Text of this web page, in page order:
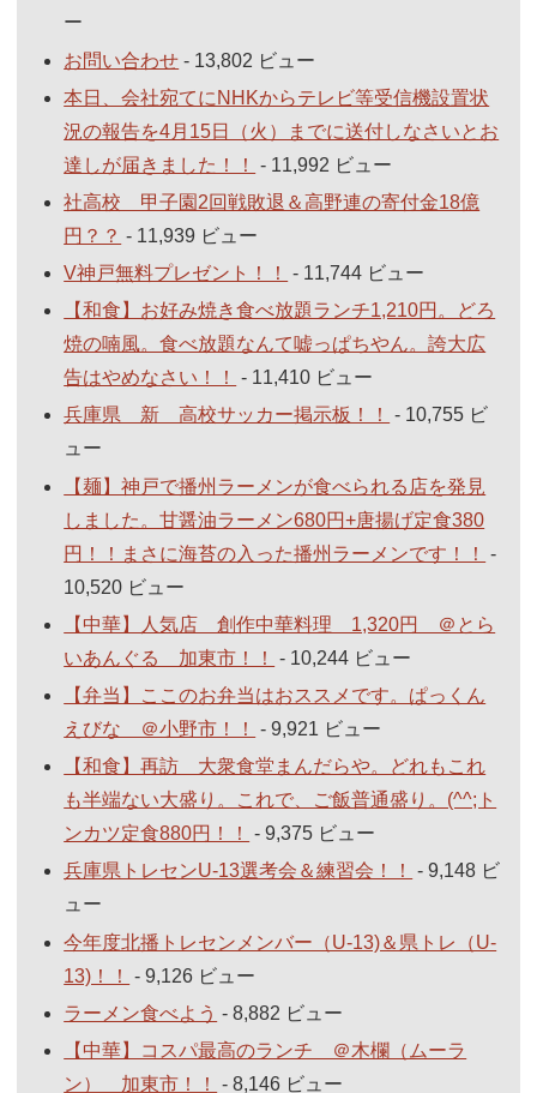
ー
お問い合わせ - 13,802 ビュー
本日、会社宛てにNHKからテレビ等受信機設置状
況の報告を4月15日（火）までに送付しなさいとお
達しが届きました！！
- 11,992 ビュー
社高校 甲子園2回戦敗退＆高野連の寄付金18億
円？？ - 11,939 ビュー
V神戸無料プレゼント！！
- 11,744 ビュー
【和食】お好み焼き食べ放題ランチ1,210円。どろ
焼の喃風。食べ放題なんて嘘っぱちやん。誇大広
告はやめなさい！！
- 11,410 ビュー
兵庫県 新 高校サッカー掲示板！！
- 10,755 ビ
ュー
【麺】神戸で播州ラーメンが食べられる店を発見
しました。甘醤油ラーメン680円+唐揚げ定食380
円！！まさに海苔の入った播州ラーメンです！！
-
10,520 ビュー
【中華】人気店 創作中華料理 1,320円 ＠とら
いあんぐる 加東市！！
- 10,244 ビュー
【弁当】ここのお弁当はおススメです。ぱっくん
えびな ＠小野市！！
- 9,921 ビュー
【和食】再訪 大衆食堂まんだらや。どれもこれ
も半端ない大盛り。これで、ご飯普通盛り。(^^;ト
ンカツ定食880円！！
- 9,375 ビュー
兵庫県トレセンU-13選考会＆練習会！！
- 9,148 ビ
ュー
今年度北播トレセンメンバー（U-13)＆県トレ（U-
13)！！
- 9,126 ビュー
ラーメン食べよう - 8,882 ビュー
【中華】コスパ最高のランチ ＠木欄（ムーラ
ン） 加東市！！
- 8,146 ビュー